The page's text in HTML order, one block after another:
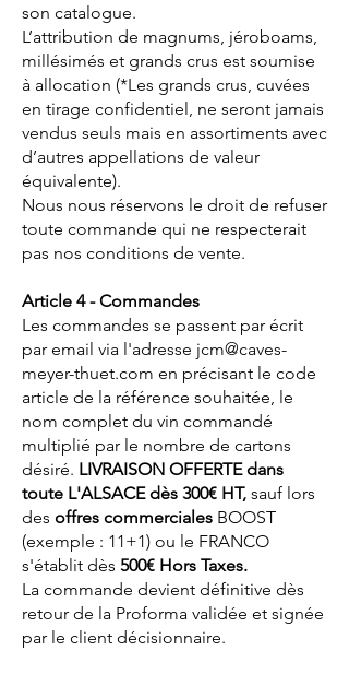
son catalogue.
L’attribution de magnums, jéroboams,
millésimés et grands crus est soumise
à allocation (*Les grands crus, cuvées
en tirage confidentiel, ne seront jamais
vendus seuls mais en assortiments avec
d’autres appellations de valeur
équivalente).
Nous nous réservons le droit de refuser
toute commande qui ne respecterait
pas nos conditions de vente.
Article 4 - Commandes
Les commandes se passent par écrit
par email via l'adresse jcm@caves-
meyer-thuet.com en précisant le code
article de la référence souhaitée, le
nom complet du vin commandé
multiplié par le nombre de cartons
désiré. LIVRAISON OFFERTE dans
toute L'ALSACE dès 300€ HT, sauf lors
des offres commerciales BOOST
(exemple : 11+1) ou le FRANCO
s'établit dès 500€ Hors Taxes.
La commande devient définitive dès
retour de la Proforma validée et signée
par le client décisionnaire.